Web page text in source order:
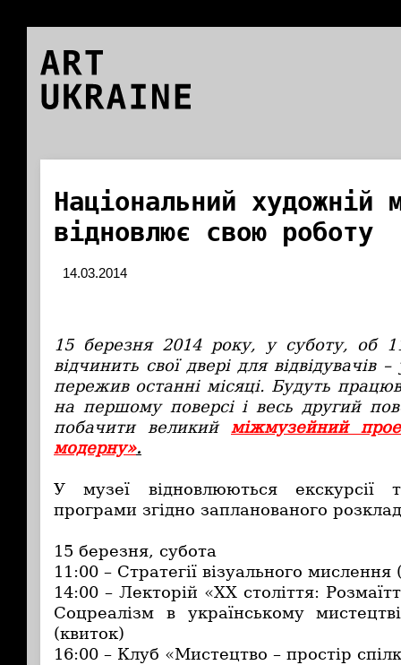
ART
UKRAINE
Національний художній
відновлює свою роботу
14.03.2014
15 березня 2014 року, у суботу, об
відчинить свої двері для відвідувачів
пережив останні місяці. Будуть
на першому поверсі і весь другий
побачити великий міжмузейний
модерну».
У музеї відновлюються екскурсії
програми згідно запланованого
15 березня, субота
11:00 – Стратегії візуального
14:00 – Лекторій «XX століття:
Соцреалізм в українському
(квиток)
16:00 – Клуб «Мистецтво – простір